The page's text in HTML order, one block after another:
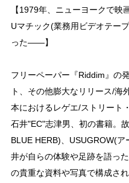
【1979年、ニューヨークで映
Uマチック(業務用ビデオテー
った——】
フリーペーパー『Riddim』の
ト、その他膨大なリリース/海
本におけるレゲエ/ストリート
石井"EC"志津男、初の書籍。
BLUE HERB)、USUGROW(
井が自らの体験や足跡を語っ
の貴重な資料や写真で構成され